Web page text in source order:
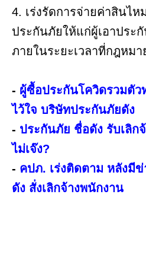
4. เร่งรัดการจ่ายค่าสินไ
ประกันภัยให้แก่ผู้เอาประ
ภายในระยะเวลาที่กฎหม
- ผู้ซื้อประกันโควิดรวมตัว
ไว้ใจ บริษัทประกันภัยดัง
- ประกันภัย ชื่อดัง รับเลิก
ไม่เจ๊ง?
- คปภ. เร่งติดตาม หลังมี
ดัง สั่งเลิกจ้างพนักงาน